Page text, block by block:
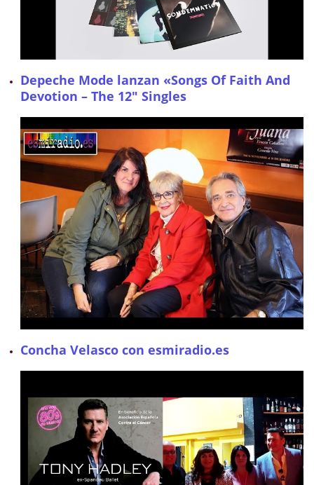
Depeche Mode lanzan «Songs Of Faith And
Devotion – The 12″ Singles
Concha Velasco con esmiradio.es